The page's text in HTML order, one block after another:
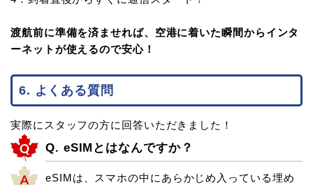
渡航前に準備を済ませれば、空港に着いた瞬間からインタ
ーネットが使えるので安心！
6. よくある質問
実際にスタッフの方に回答いただきました！
Q. eSIMとはなんですか？
eSIMは、スマホの中にあらかじめ入っている埋め